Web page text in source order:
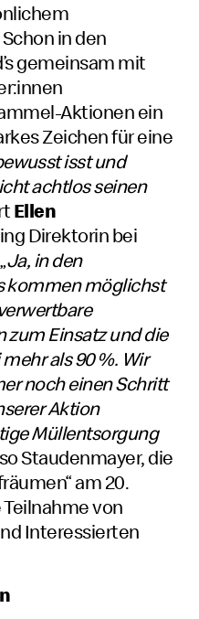
in den
gemeinsam mit
Aktionen ein
Zeichen für eine
isst und
achtlos seinen
Ellen
Direktorin bei
Ja, in den
kommen möglichst
zum Einsatz und die
als 90 %. Wir
noch einen Schritt
Aktion
Müllentsorgung
so Staudenmayer, die
am 20.
von
Interessierten